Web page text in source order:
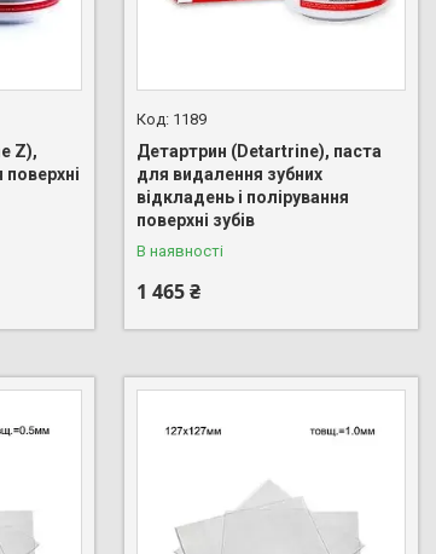
Z),
1189
Детартрин (Detartrine), паста
для видалення зубних
відкладень і полірування
поверхні зубів
В наявності
1 465 ₴